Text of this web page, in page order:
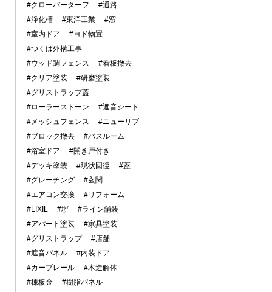
#クローバーターフ
#通路
#浄化槽
#東洋工業
#窓
#室内ドア
#ヨド物置
#つくば外構工事
#ウッド調フェンス
#看板撤去
#クリア塗装
#研磨塗装
#グリストラップ蓋
#ローラーストーン
#遮音シート
#メッシュフェンス
#ニューリブ
#ブロック撤去
#バスルーム
#浴室ドア
#開き戸付き
#デッキ塗装
#現状回復
#蓋
#グレーチング
#玄関
#エアコン交換
#リフォーム
#LIXIL
#塀
#ライン舗装
#アパート塗装
#家具塗装
#グリストラップ
#店舗
#遮音パネル
#内装ドア
#カーブレール
#木造解体
#棟板金
#樹脂パネル